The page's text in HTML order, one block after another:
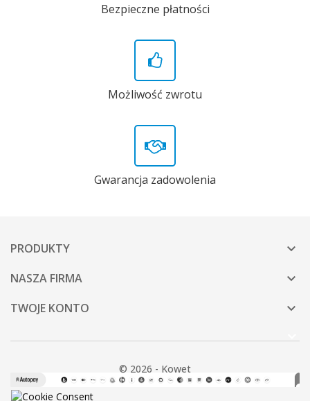
Bezpieczne płatności
Możliwość zwrotu
Gwarancja zadowolenia
PRODUKTY 
NASZA FIRMA 
TWOJE KONTO 
© 2026 - Kowet